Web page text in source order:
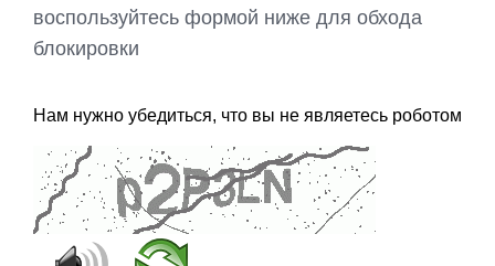
воспользуйтесь формой ниже для обхода
блокировки
Нам нужно убедиться, что вы не являетесь роботом